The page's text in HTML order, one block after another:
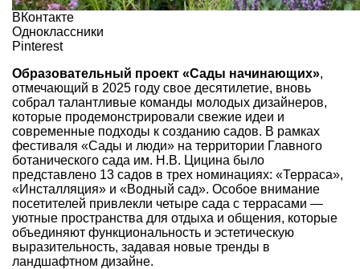
ВКонтакте
Одноклассники
Pinterest
Образовательный проект «Сады начинающих»,
отмечающий в 2025 году свое десятилетие, вновь
собрал талантливые команды молодых дизайнеров,
которые продемонстрировали свежие идеи и
современные подходы к созданию садов. В рамках
фестиваля «Сады и люди» на территории Главного
ботанического сада им. Н.В. Цицина было
представлено 13 садов в трех номинациях: «Терраса»,
«Инсталляция» и «Водный сад». Особое внимание
посетителей привлекли четыре сада с террасами —
уютные пространства для отдыха и общения, которые
объединяют функциональность и эстетическую
выразительность, задавая новые тренды в
ландшафтном дизайне.